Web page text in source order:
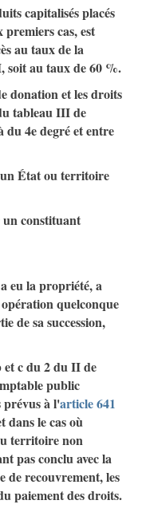
capitalisés placés
premiers cas, est
au taux de la
au taux de 60 %.
donation et les droits
tableau III de
4e degré et entre
État ou territoire
un constituant
eu la propriété, a
quelconque
de sa succession,
c du 2 du II de
public
prévus à l'article 641
dans le cas où
territoire non
pas conclu avec la
de recouvrement, les
paiement des droits.